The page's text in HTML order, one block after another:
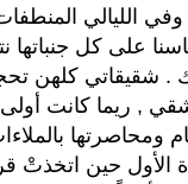
الليالي
على كل جنباتها
شقيقاتي كلهن
, ريما كانت
ومحاصرتها
حين اتخذتْ